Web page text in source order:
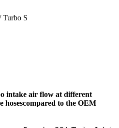
Turbo S
intake air flow at different
hosescompared to the OEM